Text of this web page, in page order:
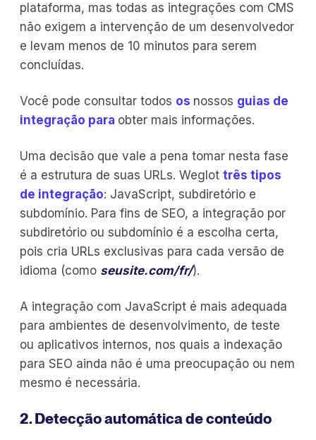
plataforma, mas todas as integrações com CMS
não exigem a intervenção de um desenvolvedor
e levam menos de 10 minutos para serem
concluídas.
Você pode consultar todos os nossos guias de
integração para obter mais informações.
Uma decisão que vale a pena tomar nesta fase
é a estrutura de suas URLs. Weglot três tipos
de integração: JavaScript, subdiretório e
subdomínio. Para fins de SEO, a integração por
subdiretório ou subdomínio é a escolha certa,
pois cria URLs exclusivas para cada versão de
idioma (como seusite.com/fr/).
A integração com JavaScript é mais adequada
para ambientes de desenvolvimento, de teste
ou aplicativos internos, nos quais a indexação
para SEO ainda não é uma preocupação ou nem
mesmo é necessária.
2. Detecção automática de conteúdo